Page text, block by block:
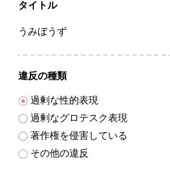
タイトル
うみぼうず
違反の種類
過剰な性的表現
過剰なグロテスク表現
著作権を侵害している
その他の違反